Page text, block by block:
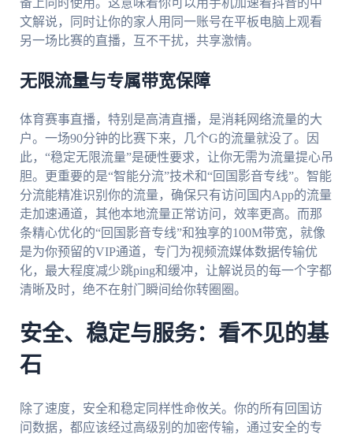
备上同时使用。这意味着你可以用手机加速看抖音的中
文解说，同时让你的家人用同一账号在平板电脑上观看
另一场比赛的直播，互不干扰，共享激情。
无限流量与专属带宽保障
体育赛事直播，特别是高清直播，是消耗网络流量的大
户。一场90分钟的比赛下来，几个G的流量就没了。因
此，“稳定无限流量”是硬性要求，让你无需为流量提心吊
胆。更重要的是“智能分流”技术和“回国影音专线”。智能
分流能精准识别你的流量，确保只有访问国内App的流量
走加速通道，其他本地流量正常访问，效率更高。而那
条精心优化的“回国影音专线”和独享的100M带宽，就像
是为你预留的VIP通道，专门为视频流媒体数据传输优
化，最大程度减少跳ping和缓冲，让解说员的每一个字都
清晰及时，绝不在射门瞬间给你转圈圈。
安全、稳定与服务：看不见的基
石
除了速度，安全和稳定同样性命攸关。你的所有回国访
问数据，都应该经过高级别的加密传输，通过安全的专